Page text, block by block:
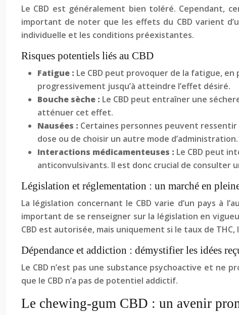
Le CBD est généralement bien toléré. Cependant,
important de noter que les effets du CBD varient
individuelle et les conditions préexistantes.
Risques potentiels liés au CBD
Fatigue : Le CBD peut provoquer de la fatigue,
progressivement jusqu’à atteindre l’effet désiré.
Bouche sèche : Le CBD peut entraîner une
atténuer cet effet.
Nausées : Certaines personnes peuvent ressentir
dose ou de choisir un autre mode d’administration.
Interactions médicamenteuses : Le CBD peut
anticonvulsivants. Il est donc crucial de consulter
Législation et réglementation : un marché en
La législation concernant le CBD varie d’un pays à
important de se renseigner sur la législation en
CBD est autorisée, mais uniquement si le taux de
Dépendance et addiction : démystifier les idées
Le CBD n’est pas une substance psychoactive et ne
que le CBD n’a pas de potentiel addictif.
Le chewing-gum CBD : un avenir